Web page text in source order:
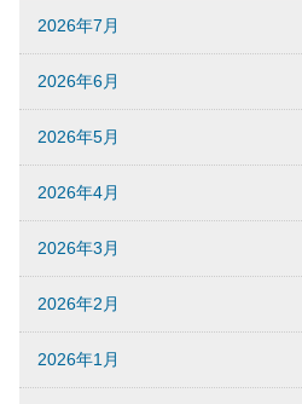
2026年7月
2026年6月
2026年5月
2026年4月
2026年3月
2026年2月
2026年1月